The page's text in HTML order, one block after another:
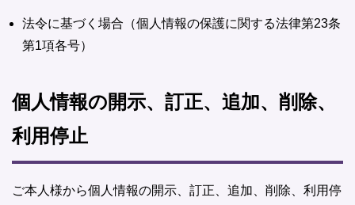
法令に基づく場合（個人情報の保護に関する法律第23条
第1項各号）
個人情報の開示、訂正、追加、削除、
利用停止
ご本人様から個人情報の開示、訂正、追加、削除、利用停